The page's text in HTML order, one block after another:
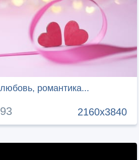
романтика...
2160x3840